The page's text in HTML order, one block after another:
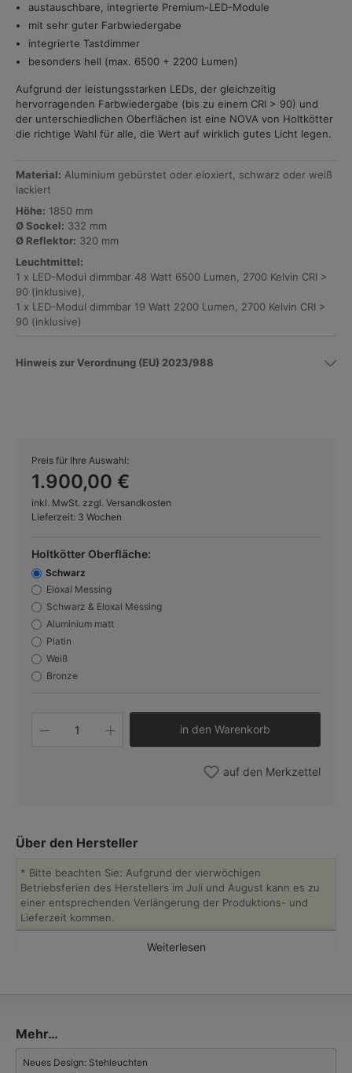
austauschbare, integrierte Premium-LED-Module
mit sehr guter Farbwiedergabe
integrierte Tastdimmer
besonders hell (max. 6500 + 2200 Lumen)
Aufgrund der leistungsstarken LEDs, der gleichzeitig
hervorragenden Farbwiedergabe (bis zu einem CRI > 90) und
der unterschiedlichen Oberflächen ist eine NOVA von Holtkötter
die richtige Wahl für alle, die Wert auf wirklich gutes Licht legen.
Material: Aluminium gebürstet oder eloxiert, schwarz oder weiß
lackiert
Höhe: 1850 mm
Ø Sockel: 332 mm
Ø Reflektor: 320 mm
Leuchtmittel:
1 x LED-Modul dimmbar 48 Watt 6500 Lumen, 2700 Kelvin CRI >
90 (inklusive),
1 x LED-Modul dimmbar 19 Watt 2200 Lumen, 2700 Kelvin CRI >
90 (inklusive)
Hinweis zur Verordnung (EU) 2023/988
Preis für Ihre Auswahl:
1.900,00 €
inkl. MwSt. zzgl. Versandkosten
Lieferzeit: 3 Wochen
Holtkötter Oberfläche:
Schwarz
Eloxal Messing
Schwarz & Eloxal Messing
Aluminium matt
Platin
Weiß
Bronze
Produkt Anzahl: Gib den
in den Warenkorb
auf den Merkzettel
Über den Hersteller
* Bitte beachten Sie: Aufgrund der vierwöchigen
Betriebsferien des Herstellers im Juli und August kann es zu
einer entsprechenden Verlängerung der Produktions- und
Lieferzeit kommen.
Der westfälische LeuchtenherstellerHoltkötter
funktionale Wohnraum-Leuchten aus dem Premium-Segment mit
Stanzerei, Gürtlerei, Galvanik, Schleiferei, Lackiererei und
die über Jahrzehnte gewachsene Expertise und Erfahrung der
Weiterlesen
Mehr…
Neues Design: Stehleuchten